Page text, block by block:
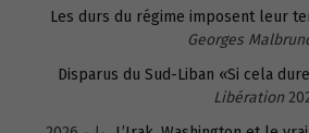
Les durs du régime imposent leur
Georges
Disparus du Sud-Liban «Si cela
Libération